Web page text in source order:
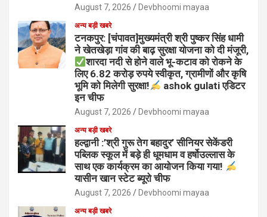
August 7, 2026 Devbhoomi mayaa
अन्य बड़ी खबरे
टनकपुर: [चंपावत]मुख्यमंत्री श्री पुष्कर सिंह धामी
ने खेतखेड़ा गांव की बाढ़ सुरक्षा योजना को दी मंजूरी,
शारदा नदी से होने वाले भू-कटाव को रोकने के
लिए 6.82 करोड़ रुपये स्वीकृत, ग्रामीणों और कृषि
भूमि को मिलेगी सुरक्षा!
ashok gulati एडिटर
इन चीफ
August 7, 2026 Devbhoomi mayaa
अन्य बड़ी खबरे
हल्द्वानी :’श्री गुरू तेग बहादुर’ सीनियर सेकेंडरी
पब्लिक स्कूल में बड़े ही धूमधाम व हर्षोउल्लास के
साथ एक कार्यक्रम का आयोजन किया गया!
यासीन खान स्टेट ब्यूरो चीफ
August 7, 2026 Devbhoomi mayaa
अन्य बड़ी खबरे